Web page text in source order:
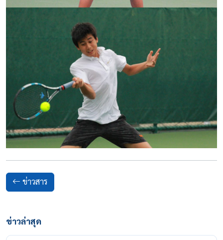
ข่าวสาร
ข่าวล่าสุด